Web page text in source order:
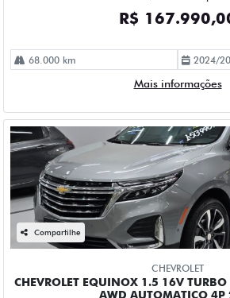
Mais informações
Compartilhe
CHEVROLET
CHEVROLET S10 2.5 LT 4X2 CD 16V
2019
Campinas
Fiat Dahruj
R$